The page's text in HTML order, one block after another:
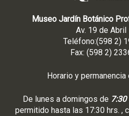
Museo Jardín Botánico
Av. 19 de Abril
Teléfono:(598 2)
Fax: (598 2)
Horario y permanencia
De lunes a domingos de 7:30
permitido hasta las 17:30 hrs. ,